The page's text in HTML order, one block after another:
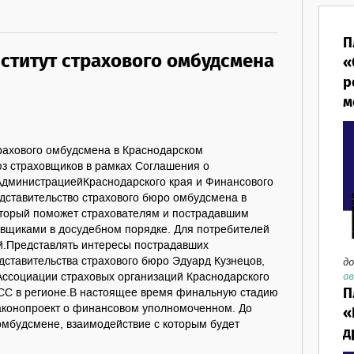
страхового омбудсмена
омбудсмена в Краснодарском
страховщиков в рамках Соглашения о
края и Финансового
страхового бюро омбудсмена в
поможет страхователям и пострадавшим
в досудебном порядке. Для потребителей
интересы пострадавших
страхового бюро Эдуард Кузнецов,
страховых организаций Краснодарского
в регионе.В настоящее время финальную стадию
о финансовом уполномоченном. До
взаимодействие с которым будет